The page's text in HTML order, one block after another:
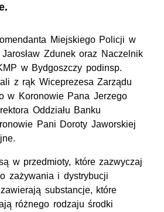
Miejskiego Policji w
Zdunek oraz Naczelnik
w Bydgoszczy podinsp.
z rąk Wiceprezesa Zarządu
w Koronowie Pana Jerzego
Oddziału Banku
Pani Doroty Jaworskiej
w przedmioty, które zazwyczaj
zażywania i dystrybucji
substancje, które
różnego rodzaju środki